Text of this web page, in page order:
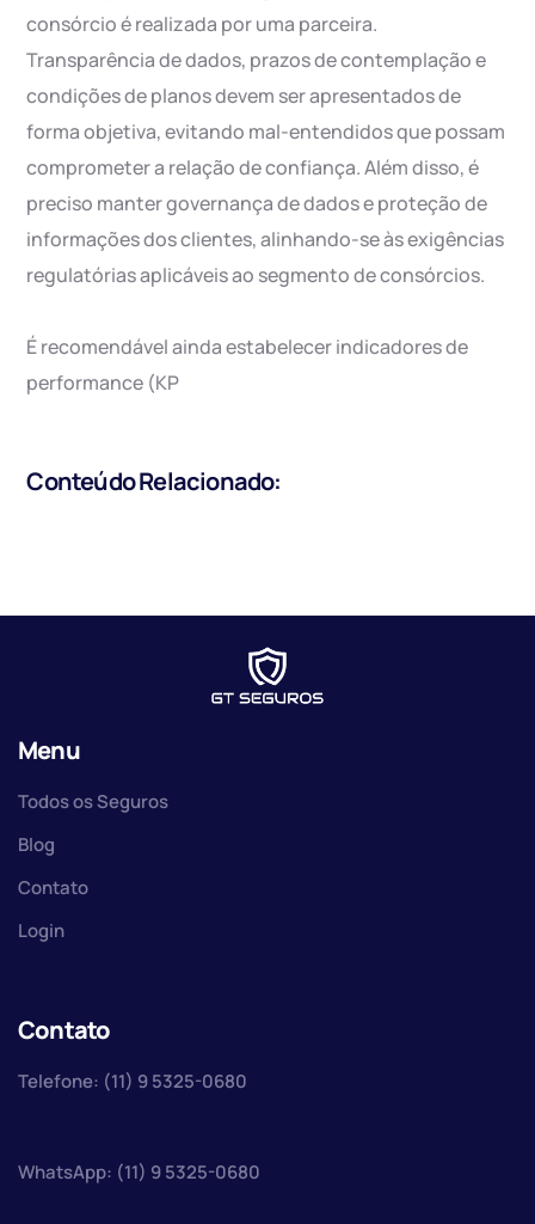
consórcio é realizada por uma parceira.
Transparência de dados, prazos de contemplação e
condições de planos devem ser apresentados de
forma objetiva, evitando mal-entendidos que possam
comprometer a relação de confiança. Além disso, é
preciso manter governança de dados e proteção de
informações dos clientes, alinhando-se às exigências
regulatórias aplicáveis ao segmento de consórcios.
É recomendável ainda estabelecer indicadores de
performance (KP
Conteúdo Relacionado:
Menu
Todos os Seguros
Blog
Contato
Login
Contato
Telefone: (11) 9 5325-0680
WhatsApp: (11) 9 5325-0680